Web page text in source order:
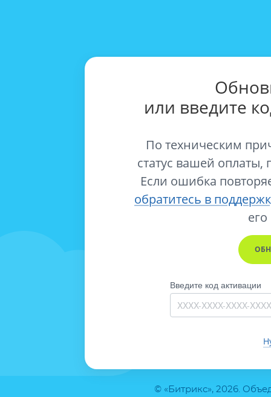
© «Битрикс», 2026.
или введите
По техническим
статус вашей оплаты,
Если ошибка
обратитесь в
его
Введите код активации